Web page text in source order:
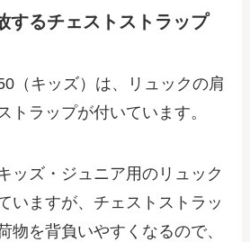
するチェストストラップ
（キッズ）は、リュックの肩
トラップが付いています。
ッズ・ジュニア用のリュック
いますが、チェストストラッ
物を背負いやすくなるので、